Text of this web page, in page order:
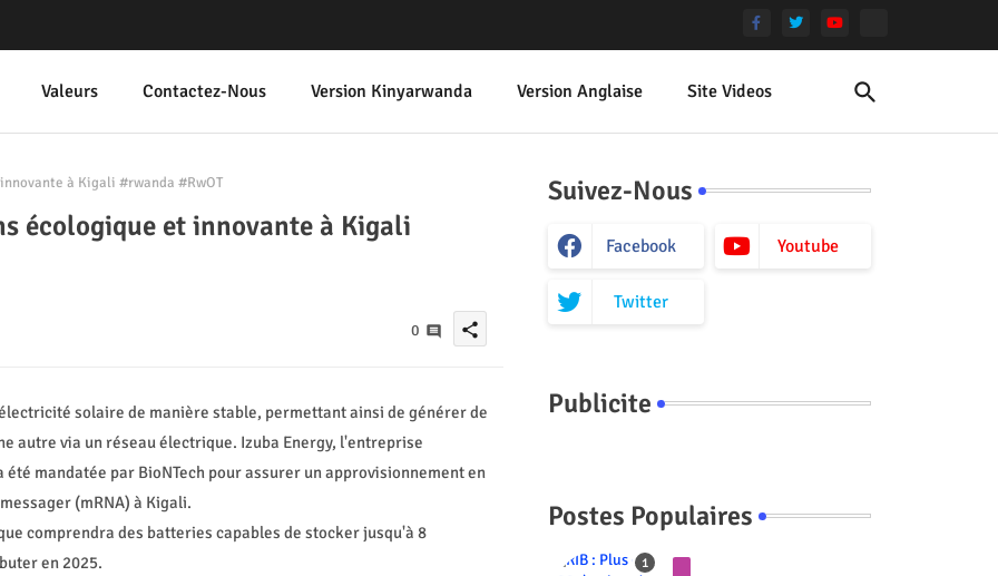
Valeurs Contactez-Nous Version Kinyarwanda Version Anglaise Site Videos
à Kigali #rwanda #RwOT
écologique et innovante à Kigali
0 share
solaire de manière stable, permettant ainsi de générer de
autre via un réseau électrique. Izuba Energy, l'entreprise
mandatée par BioNTech pour assurer un approvisionnement en
(mRNA) à Kigali.
comprendra des batteries capables de stocker jusqu'à 8
en 2025.
Suivez-Nous
Facebook Youtube
Twitter
Publicite
Postes Populaires